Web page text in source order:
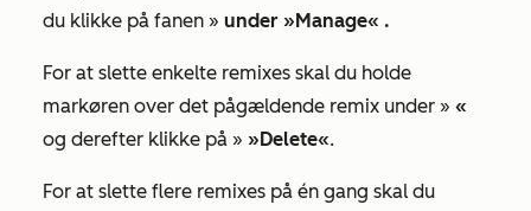
du klikke på fanen » under »Manage« .
For at slette enkelte remixes skal du holde
markøren over det pågældende remix under » «
og derefter klikke på » »Delete«.
For at slette flere remixes på én gang skal du